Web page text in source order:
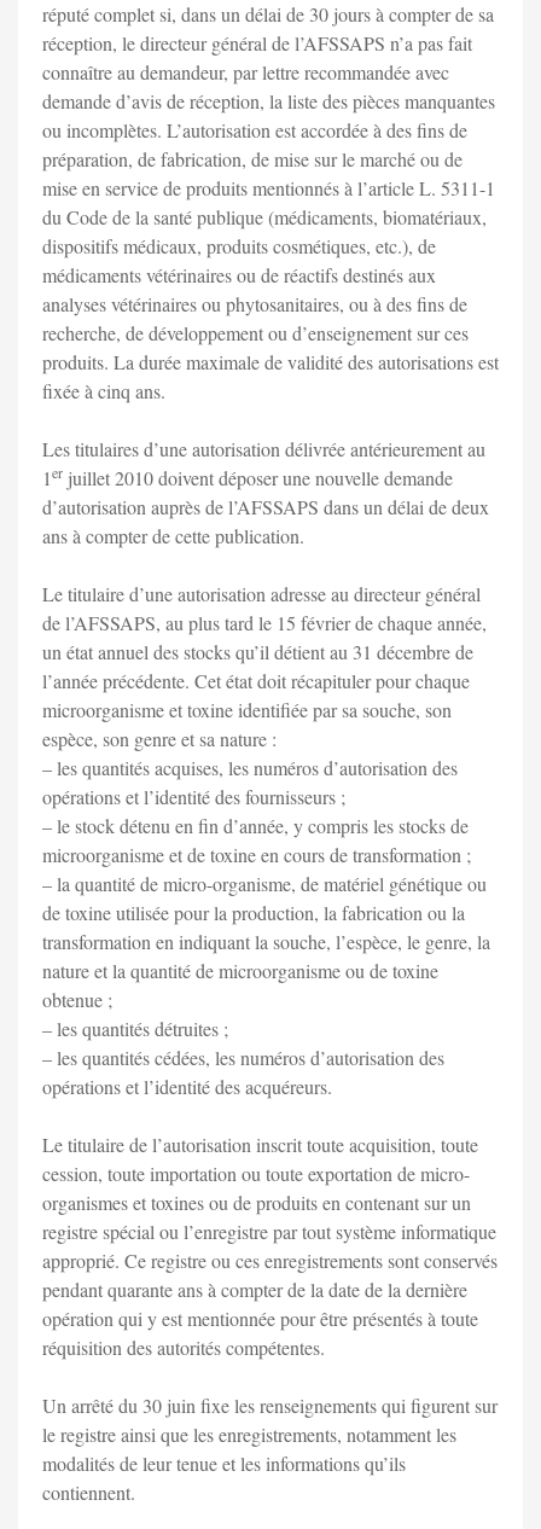
réputé complet si, dans un délai de 30 jours à compter de sa
réception, le directeur général de l’AFSSAPS n’a pas fait
connaître au demandeur, par lettre recommandée avec
demande d’avis de réception, la liste des pièces manquantes
ou incomplètes. L’autorisation est accordée à des fins de
préparation, de fabrication, de mise sur le marché ou de
mise en service de produits mentionnés à l’article L. 5311-1
du Code de la santé publique (médicaments, biomatériaux,
dispositifs médicaux, produits cosmétiques, etc.), de
médicaments vétérinaires ou de réactifs destinés aux
analyses vétérinaires ou phytosanitaires, ou à des fins de
recherche, de développement ou d’enseignement sur ces
produits. La durée maximale de validité des autorisations est
fixée à cinq ans.
Les titulaires d’une autorisation délivrée antérieurement au
1er juillet 2010 doivent déposer une nouvelle demande
d’autorisation auprès de l’AFSSAPS dans un délai de deux
ans à compter de cette publication.
Le titulaire d’une autorisation adresse au directeur général
de l’AFSSAPS, au plus tard le 15 février de chaque année,
un état annuel des stocks qu’il détient au 31 décembre de
l’année précédente. Cet état doit récapituler pour chaque
microorganisme et toxine identifiée par sa souche, son
espèce, son genre et sa nature :
– les quantités acquises, les numéros d’autorisation des
opérations et l’identité des fournisseurs ;
– le stock détenu en fin d’année, y compris les stocks de
microorganisme et de toxine en cours de transformation ;
– la quantité de micro-organisme, de matériel génétique ou
de toxine utilisée pour la production, la fabrication ou la
transformation en indiquant la souche, l’espèce, le genre, la
nature et la quantité de microorganisme ou de toxine
obtenue ;
– les quantités détruites ;
– les quantités cédées, les numéros d’autorisation des
opérations et l’identité des acquéreurs.
Le titulaire de l’autorisation inscrit toute acquisition, toute
cession, toute importation ou toute exportation de micro-
organismes et toxines ou de produits en contenant sur un
registre spécial ou l’enregistre par tout système informatique
approprié. Ce registre ou ces enregistrements sont conservés
pendant quarante ans à compter de la date de la dernière
opération qui y est mentionnée pour être présentés à toute
réquisition des autorités compétentes.
Un arrêté du 30 juin fixe les renseignements qui figurent sur
le registre ainsi que les enregistrements, notamment les
modalités de leur tenue et les informations qu’ils
contiennent.